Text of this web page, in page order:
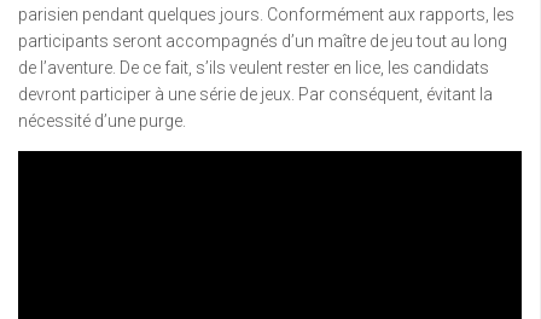
parisien pendant quelques jours. Conformément aux rapports, les
participants seront accompagnés d’un maître de jeu tout au long
de l’aventure. De ce fait, s’ils veulent rester en lice, les candidats
devront participer à une série de jeux. Par conséquent, évitant la
nécessité d’une purge.